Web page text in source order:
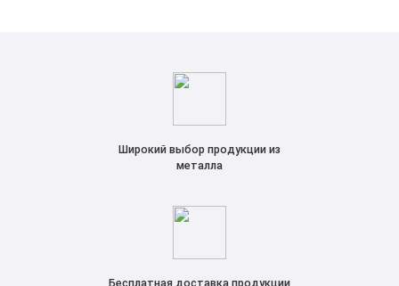
Широкий выбор продукции из
металла
Бесплатная доставка продукции